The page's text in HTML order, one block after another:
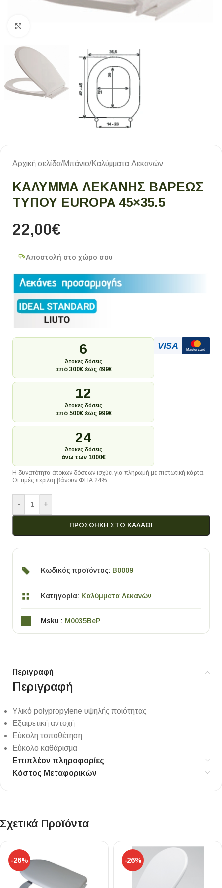
Αρχική σελίδα/Μπάνιο/Καλύμματα Λεκανών
ΚΑΛΥΜΜΑ ΛΕΚΑΝΗΣ ΒΑΡΕΩΣ
ΤΥΠΟΥ EUROPA 45×35.5
22,00€
Αποστολή στο χώρο σου
6
Άτοκες δόσεις
από 300€ έως 499€
12
Άτοκες δόσεις
από 500€ έως 999€
24
Άτοκες δόσεις
άνω των 1000€
VISA Mastercard
Η δυνατότητα άτοκων δόσεων ισχύει για πληρωμή με πιστωτική κάρτα.
Οι τιμές περιλαμβάνουν ΦΠΑ 24%.
- +
ΠΡΟΣΘΉΚΗ ΣΤΟ ΚΑΛΆΘΙ
Κωδικός προϊόντος: B0009
Κατηγορία: Καλύμματα Λεκανών
Msku : M0035BeP
Περιγραφή
Περιγραφή
Υλικό polypropylene υψηλής ποιότητας
Εξαιρετική αντοχή
Εύκολη τοποθέτηση
Εύκολο καθάρισμα
Επιπλέον πληροφορίες
Κόστος Μεταφορικών
Σχετικά Προϊόντα
-26% -26%